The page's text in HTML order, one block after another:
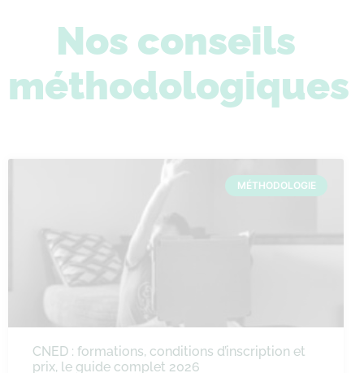
Nos conseils
méthodologiques
MÉTHODOLOGIE
CNED : formations, conditions d’inscription et
prix, le guide complet 2026